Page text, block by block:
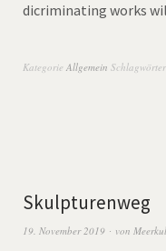
dicriminating works
Kategorie Allgemein Schlagwörter
Skulpturenweg
19. November 2019 von